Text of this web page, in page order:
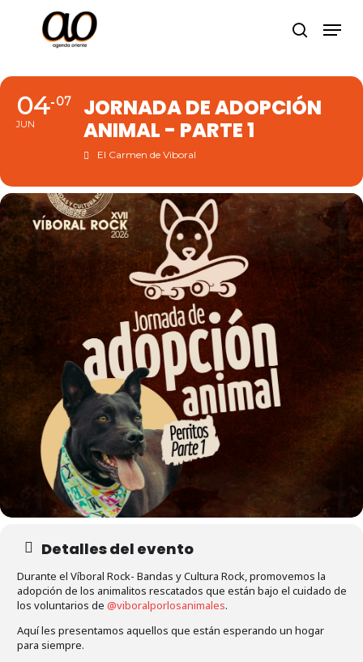
content
search
04
JUN
07
JORNADA DE ADOPCIÓN
ANIMAL - PARTE 1
El Carmen de Viboral
Detalles del evento
Durante el Víboral Rock- Bandas y Cultura Rock, promovemos la
adopción de los animalitos rescatados que están bajo el cuidado de
los voluntarios de @viboralporlosanimales.
Aquí les presentamos aquellos que están esperando un hogar
para siempre.